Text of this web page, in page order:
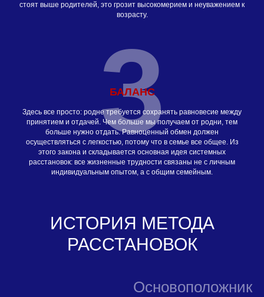
стоят выше родителей, это грозит высокомерием и неуважением к
возрасту.
БАЛАНС
Здесь все просто: родне требуется сохранять равновесие между
принятием и отдачей. Чем больше мы получаем от родни, тем
больше нужно отдать. Равноценный обмен должен
осуществляться с легкостью, потому что в семье все общее. Из
этого закона и складывается основная идея системных
расстановок: все жизненные трудности связаны не с личным
индивидуальным опытом, а с общим семейным.
3
ИСТОРИЯ МЕТОДА
РАССТАНОВОК
Основоположник